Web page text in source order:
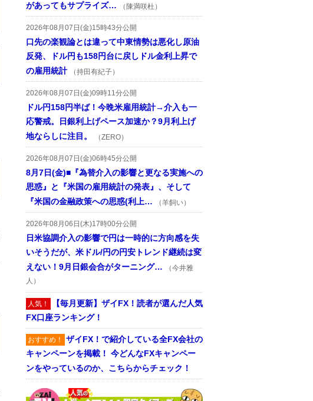
があってもサプライズ…
（陳満咲杜）
2026年08月07日(金)15時43分公開
口先の楽観論とは違って中東情勢は悪化し原油
反発、ドル円も158円台に戻しドル金利上昇で
の雇用統計
（持田有紀子）
2026年08月07日(金)09時11分公開
ドル円158円半ば！今晩米雇用統計→介入も一
応警戒。日銀利上げペース加速か？9月利上げ
地ならしに注目。
（ZERO）
2026年08月07日(金)06時45分公開
8月7日(金)■『為替介入の影響と更なる実施への
思惑』と『米国の雇用統計の発表』、そして
『米国の金融政策への思惑(利上…
（羊飼い）
2026年08月06日(木)17時00分公開
日米協調介入の影響で円は一時的に方向感を失
いそうだが、米ドル/円の円安トレンド継続は変
えない！9月日銀会合がターニング…
（今井雅
人）
人気！ 【毎月更新】ザイFX！読者が選んだ人気
FX口座ランキング！
おすすめ！ ザイFX！で紹介している全FX会社の
キャンペーンを掲載！ 今どんなFXキャンペー
ンをやっているのか、こちらからチェック！